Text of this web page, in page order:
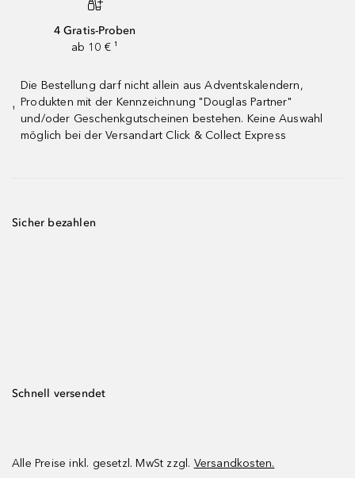
4 Gratis-Proben
ab 10 € ¹
¹
Die Bestellung darf nicht allein aus Adventskalendern,
Produkten mit der Kennzeichnung "Douglas Partner"
und/oder Geschenkgutscheinen bestehen. Keine Auswahl
möglich bei der Versandart Click & Collect Express
Sicher bezahlen
Schnell versendet
Alle Preise inkl. gesetzl. MwSt zzgl. Versandkosten.